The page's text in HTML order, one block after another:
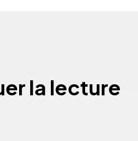
la lecture